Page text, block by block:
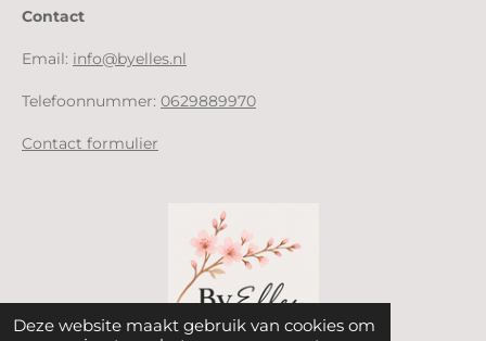
Deze website maakt gebruik van cookies om
Contact
Email: info@byelles.nl
Telefoonnummer: 0629889970
Contact formulier